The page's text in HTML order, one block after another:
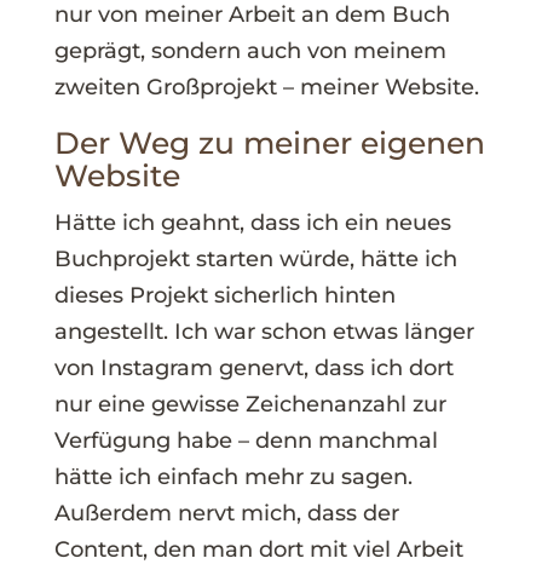
nur von meiner Arbeit an dem Buch
geprägt, sondern auch von meinem
zweiten Großprojekt – meiner Website.
Der Weg zu meiner eigenen
Website
Hätte ich geahnt, dass ich ein neues
Buchprojekt starten würde, hätte ich
dieses Projekt sicherlich hinten
angestellt. Ich war schon etwas länger
von Instagram genervt, dass ich dort
nur eine gewisse Zeichenanzahl zur
Verfügung habe – denn manchmal
hätte ich einfach mehr zu sagen.
Außerdem nervt mich, dass der
Content, den man dort mit viel Arbeit